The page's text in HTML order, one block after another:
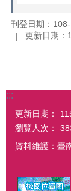
刊登日期：
更新日期：
:::
更新日期：
瀏覽人次：
資料維護：臺